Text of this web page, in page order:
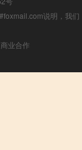
说明，我们
业合作